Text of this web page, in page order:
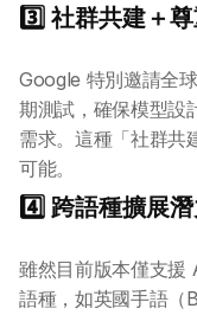
3️⃣ 社群共建＋
Google 特別邀請全
期測試，確保模型設
需求。這種「社群共
可能。
4️⃣ 跨語種擴展
雖然目前版本僅支援
語種，如英國手語（